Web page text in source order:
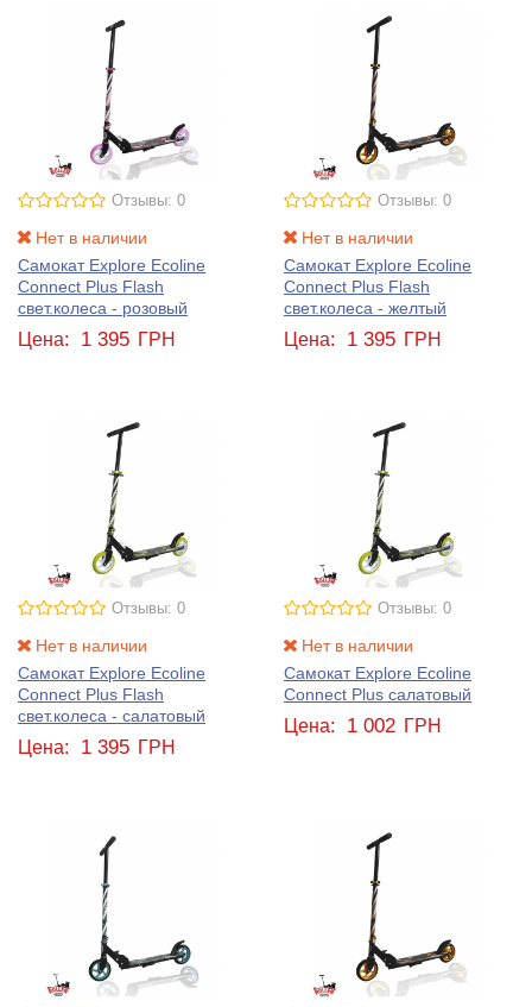
Отзывы: 0
Нет в наличии
Самокат Explore Ecoline
Connect Plus Flash
свет.колеса - розовый
Цена: 1 395 ГРН
Отзывы: 0
Нет в наличии
Самокат Explore Ecoline
Connect Plus Flash
свет.колеса - желтый
Цена: 1 395 ГРН
Отзывы: 0
Нет в наличии
Самокат Explore Ecoline
Connect Plus Flash
свет.колеса - салатовый
Цена: 1 395 ГРН
Отзывы: 0
Нет в наличии
Самокат Explore Ecoline
Connect Plus салатовый
Цена: 1 002 ГРН